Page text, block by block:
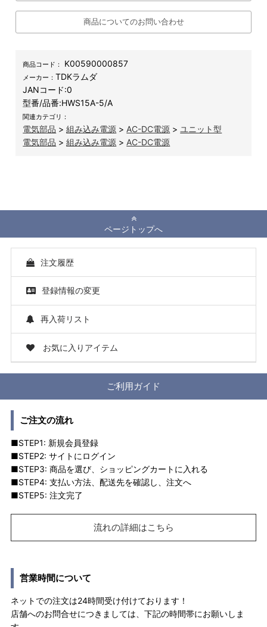
商品についてのお問い合わせ
商品コード： K00590000857
メーカー：TDKラムダ
JANコード:0
型番/品番:HWS15A-5/A
関連カテゴリ：
電気部品 >組み込み電源 > AC-DC電源 > ユニット型
電気部品 >組み込み電源 > AC-DC電源
ページトップへ
注文履歴
登録情報の変更
再入荷リスト
お気に入りアイテム
ご利用ガイド
ご注文の流れ
■STEP1: 新規会員登録
■STEP2: サイトにログイン
■STEP3: 商品を選び、ショッピングカートに入れる
■STEP4: 支払い方法、配送先を確認し、注文へ
■STEP5: 注文完了
流れの詳細はこちら
営業時間について
ネットでの注文は24時間受け付けております！
店舗へのお問合せにつきましては、下記の時間帯にお願いしま